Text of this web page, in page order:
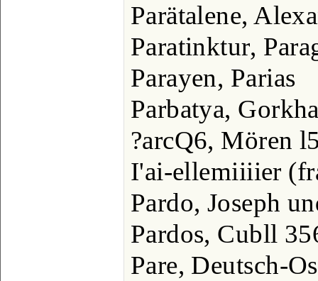
Parätalene,
Paratinktur,
Parayen, Parias
Parbatya,
?arcQ6, Mören
I'ai-ellemiiiier
Pardo, Joseph
Pardos, Cubll
Pare, Deutsch-